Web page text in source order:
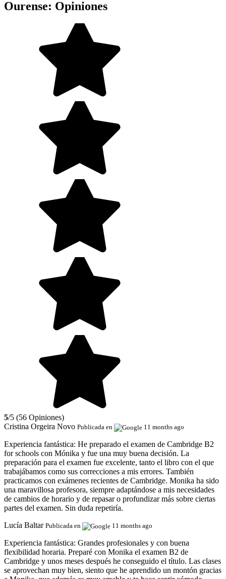
Ourense: Opiniones
5/5 (56 Opiniones)
Cristina Orgeira Novo Publicada en 11 months ago
Experiencia fantástica: He preparado el examen de Cambridge B2
for schools con Mónika y fue una muy buena decisión. La
preparación para el examen fue excelente, tanto el libro con el que
trabajábamos como sus correcciones a mis errores. También
practicamos con exámenes recientes de Cambridge. Monika ha sido
una maravillosa profesora, siempre adaptándose a mis necesidades
de cambios de horario y de repasar o profundizar más sobre ciertas
partes del examen. Sin duda repetiría.
Lucía Baltar Publicada en 11 months ago
Experiencia fantástica: Grandes profesionales y con buena
flexibilidad horaria. Preparé con Monika el examen B2 de
Cambridge y unos meses después he conseguido el título. Las clases
se aprovechan muy bien, siento que he aprendido un montón gracias